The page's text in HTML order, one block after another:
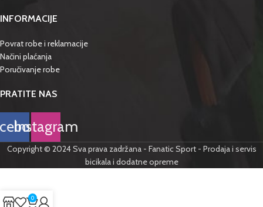
INFORMACIJE
Povrat robe i reklamacije
Načini plaćanja
Poručivanje robe
PRATITE NAS
Instagram
Copyright © 2024 Sva prava zadržana - Fanatic Sport - Prodaja i servis
bicikala i dodatne opreme
0